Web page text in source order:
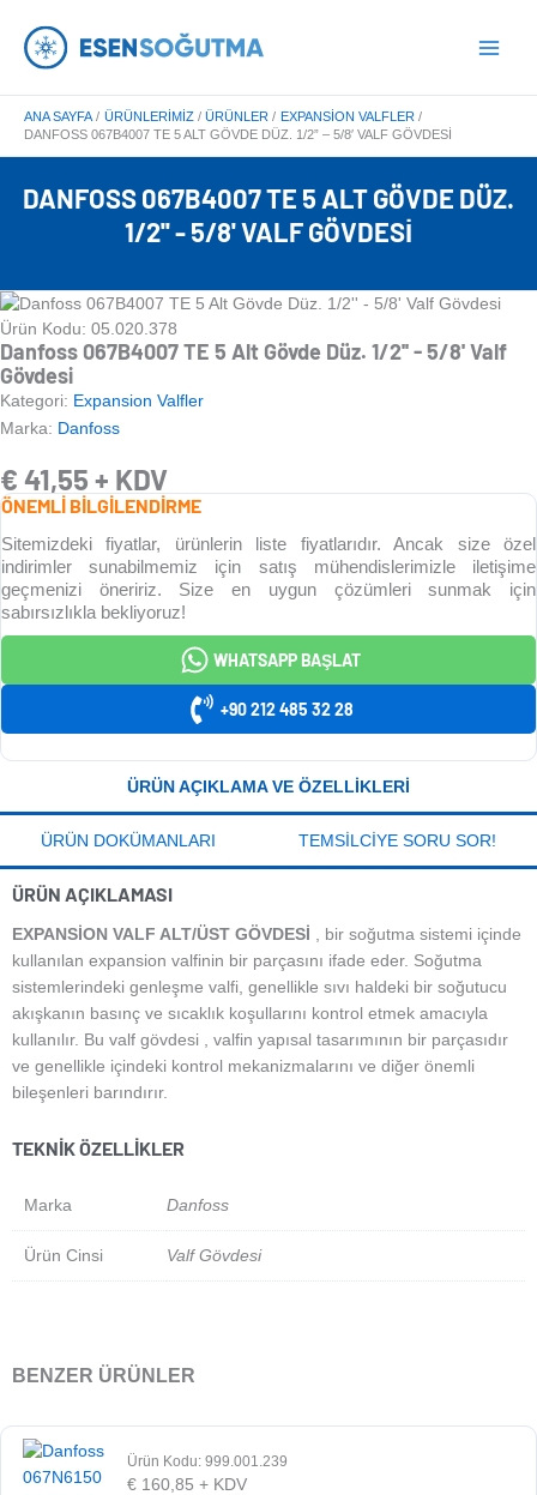
atla
Menu
ANA SAYFA ÜRÜNLERIMIZ ÜRÜNLER
EXPANSION VALFLER
DANFOSS 067B4007 TE 5 ALT GÖVDE DÜZ. 1/2” – 5/8′ VALF GÖVDESI
DANFOSS 067B4007 TE 5 ALT GÖVDE DÜZ.
1/2'' - 5/8' VALF GÖVDESI
Ürün Kodu: 05.020.378
Danfoss 067B4007 TE 5 Alt Gövde Düz. 1/2'' - 5/8' Valf
Gövdesi
Kategori: Expansion Valfler
Marka: Danfoss
€ 41,55 + KDV
ÖNEMLİ BİLGİLENDİRME
Sitemizdeki fiyatlar, ürünlerin liste fiyatlarıdır. Ancak size özel
indirimler sunabilmemiz için satış mühendislerimizle iletişime
geçmenizi öneririz. Size en uygun çözümleri sunmak için
sabırsızlıkla bekliyoruz!
WHATSAPP BAŞLAT
+90 212 485 32 28
ÜRÜN AÇIKLAMA VE ÖZELLIKLERI
ÜRÜN DOKÜMANLARI TEMSILCIYE SORU SOR!
ÜRÜN AÇIKLAMASI
EXPANSİON VALF ALT/ÜST GÖVDESİ , bir soğutma sistemi içinde
kullanılan expansion valfinin bir parçasını ifade eder. Soğutma
sistemlerindeki genleşme valfi, genellikle sıvı haldeki bir soğutucu
akışkanın basınç ve sıcaklık koşullarını kontrol etmek amacıyla
kullanılır. Bu valf gövdesi , valfin yapısal tasarımının bir parçasıdır
ve genellikle içindeki kontrol mekanizmalarını ve diğer önemli
bileşenleri barındırır.
TEKNIK ÖZELLIKLER
Marka Danfoss
Ürün Cinsi Valf Gövdesi
BENZER ÜRÜNLER
Ürün Kodu: 999.001.239
€ 160,85 + KDV